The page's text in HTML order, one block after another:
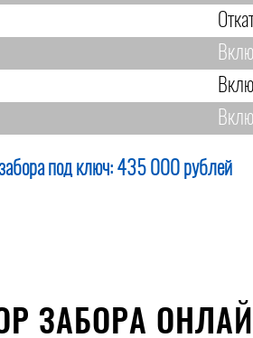
под ключ: 435 000 рублей
ЗАБОРА